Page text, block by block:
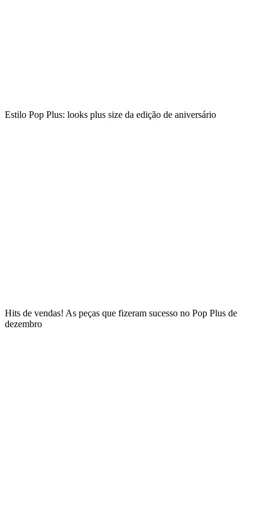
Estilo Pop Plus: looks plus size da edição de aniversário
Hits de vendas! As peças que fizeram sucesso no Pop Plus de
dezembro